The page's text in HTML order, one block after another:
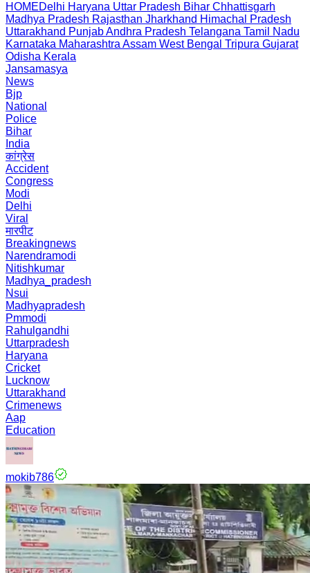
HOMEDelhi Haryana Uttar Pradesh Bihar Chhattisgarh
Madhya Pradesh Rajasthan Jharkhand Himachal Pradesh
Uttarakhand PunjabAndhra Pradesh Telangana Tamil Nadu
Karnataka Maharashtra Assam West Bengal Tripura Gujarat
Odisha Kerala
Jansamasya
News
Bjp
National
Police
Bihar
India
कांग्रेस
Accident
Congress
Modi
Delhi
Viral
मारपीट
Breakingnews
Narendramodi
Nitishkumar
Madhya_pradesh
Nsui
Madhyapradesh
Pmmodi
Rahulgandhi
Uttarpradesh
Haryana
Cricket
Lucknow
Uttarakhand
Crimenews
Aap
Education
mokib786